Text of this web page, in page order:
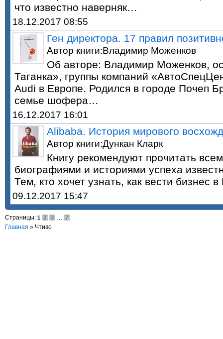
что известно наверняк…
18.12.2017 08:55
Ген директора. 17 правил
Автор книги:Владимир Моженков
Об авторе: Владимир Моженков,
Таганка», группы компаний
Audi в Европе. Родился в городе Почеп
семье шофера…
16.12.2017 16:01
Alibaba. История мирового
Автор книги:Дункан Кларк
Книгу рекомендуют прочитать
биографиями и историями успеха
Тем, кто хочет узнать, как вести бизнес
09.12.2017 15:47
Страницы: 1 2 3 7
Главная » Чтиво